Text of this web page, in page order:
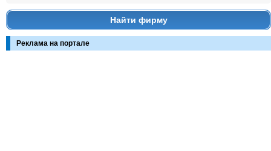
Найти фирму
Реклама на портале